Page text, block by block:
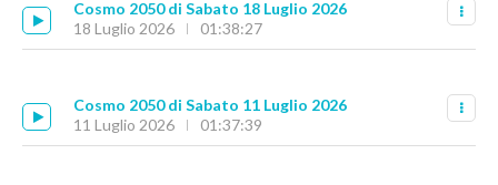
Cosmo 2050 di Sabato 18 Luglio 2026
18 Luglio 2026
01:38:27
Cosmo 2050 di Sabato 11 Luglio 2026
11 Luglio 2026
01:37:39